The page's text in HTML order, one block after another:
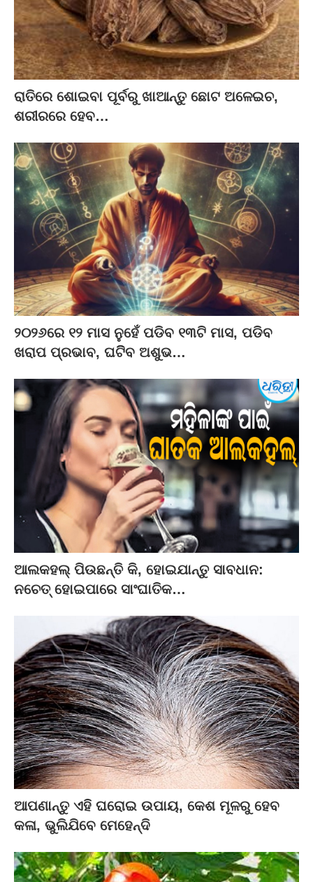
ରାତିରେ ଶୋଇବା ପୂର୍ବରୁ ଖାଆନ୍ତୁ ଛୋଟ ଅଳେଇଚ,
ଶରୀରରେ ହେବ…
୨୦୨୬ରେ ୧୨ ମାସ ନୁହେଁ ପଡିବ ୧୩ଟି ମାସ, ପଡିବ
ଖରାପ ପ୍ରଭାବ, ଘଟିିବ ଅଶୁଭ…
ଆଲକହଲ୍‌ ପିଉଛନ୍ତି କି, ହୋଇଯାନ୍ତୁ ସାବଧାନ:
ନଚେତ୍‌ ହୋଇପାରେ ସାଂଘାତିକ…
ଆପଣାନ୍ତୁ ଏହି ଘରୋଇ ଉପାୟ, କେଶ ମୂଳରୁ ହେବ
କଳା, ଭୁଲିଯିବେ ମେହେନ୍ଦି